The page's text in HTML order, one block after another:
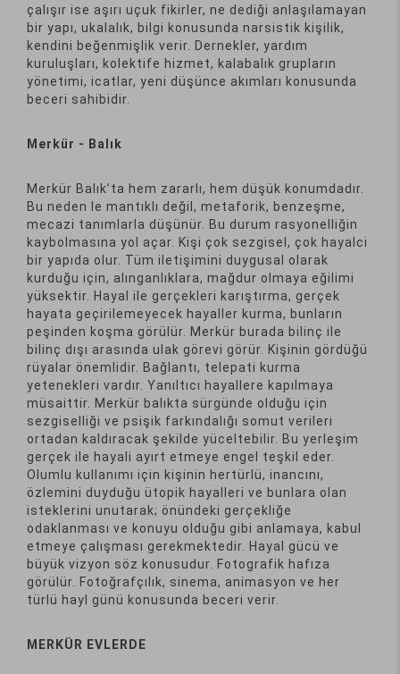
çalışır ise aşırı uçuk fikirler, ne dediği anlaşılamayan
bir yapı, ukalalık, bilgi konusunda narsistik kişilik,
kendini beğenmişlik verir. Dernekler, yardım
kuruluşları, kolektife hizmet, kalabalık grupların
yönetimi, icatlar, yeni düşünce akımları konusunda
beceri sahibidir.
Merkür - Balık
Merkür Balık’ta hem zararlı, hem düşük konumdadır.
Bu neden le mantıklı değil, metaforik, benzeşme,
mecazi tanımlarla düşünür. Bu durum rasyonelliğin
kaybolmasına yol açar. Kişi çok sezgisel, çok hayalci
bir yapıda olur. Tüm iletişimini duygusal olarak
kurduğu için, alınganlıklara, mağdur olmaya eğilimi
yüksektir. Hayal ile gerçekleri karıştırma, gerçek
hayata geçirilemeyecek hayaller kurma, bunların
peşinden koşma görülür. Merkür burada bilinç ile
bilinç dışı arasında ulak görevi görür. Kişinin gördüğü
rüyalar önemlidir. Bağlantı, telepati kurma
yetenekleri vardır. Yanıltıcı hayallere kapılmaya
müsaittir. Merkür balıkta sürgünde olduğu için
sezgiselliği ve psişik farkındalığı somut verileri
ortadan kaldıracak şekilde yüceltebilir. Bu yerleşim
gerçek ile hayali ayırt etmeye engel teşkil eder.
Olumlu kullanımı için kişinin hertürlü, inancını,
özlemini duyduğu ütopik hayalleri ve bunlara olan
isteklerini unutarak; önündeki gerçekliğe
odaklanması ve konuyu olduğu gibi anlamaya, kabul
etmeye çalışması gerekmektedir. Hayal gücü ve
büyük vizyon söz konusudur. Fotografik hafıza
görülür. Fotoğrafçılık, sinema, animasyon ve her
türlü hayl günü konusunda beceri verir.
MERKÜR EVLERDE